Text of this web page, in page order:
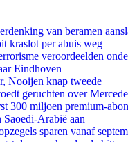
van beramen
kraslot per abuis weg
veroordeelden
Eindhoven
Nooijen knap tweede
geruchten over
300 miljoen premium-
Arabië aan
sparen vanaf